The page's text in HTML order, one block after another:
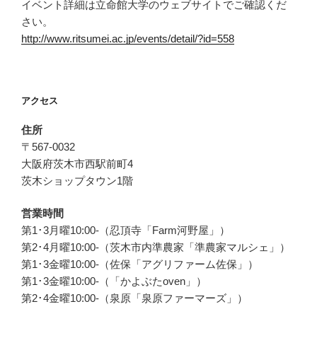
イベント詳細は立命館大学のウェブサイトでご確認くだ
さい。
http://www.ritsumei.ac.jp/events/detail/?id=558
アクセス
住所
〒567-0032
大阪府茨木市西駅前町4
茨木ショップタウン1階
営業時間
第1･3月曜10:00-（忍頂寺「Farm河野屋」）
第2･4月曜10:00-（茨木市内準農家「準農家マルシェ」）
第1･3金曜10:00-（佐保「アグリファーム佐保」）
第1･3金曜10:00-（「かよぶたoven」）
第2･4金曜10:00-（泉原「泉原ファーマーズ」）